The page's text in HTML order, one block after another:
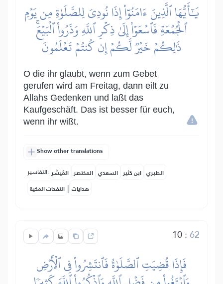
يَٰٓأَيُّهَا ٱلَّذِينَ ءَامَنُوٓاْ إِذَا نُودِيَ لِلصَّلَوٰةِ مِن يَوۡمِ
ٱلۡجُمُعَةِ فَٱسۡعَوۡاْ إِلَىٰ ذِكۡرِ ٱللَّهِ وَذَرُواْ ٱلۡبَيۡعَۚ
ذَٰلِكُمۡ خَيۡرٞ لَّكُمۡ إِن كُنتُمۡ تَعۡلَمُونَ
O die ihr glaubt, wenn zum Gebet
gerufen wird am Freitag, dann eilt zu
Allahs Gedenken und laßt das
Kaufgeschäft. Das ist besser für euch,
wenn ihr wißt.
Show other translations
التفاسير: المُيسَّر المختصر السعدي ابن كثير الطبري
النفحات المكية | هدايات
10:62
فَإِذَا قُضِيَتِ ٱلصَّلَوٰةُ فَٱنتَشِرُواْ فِي ٱلۡأَرۡضِ